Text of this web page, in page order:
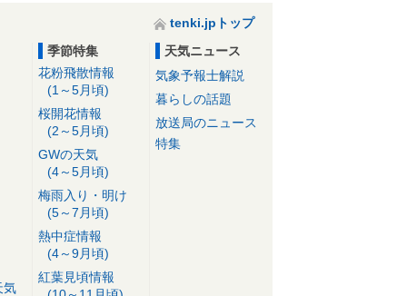
tenki.jpトップ
気
季節特集
花粉飛散情報
(1～5月頃)
桜開花情報
(2～5月頃)
GWの天気
(4～5月頃)
梅雨入り・明け
(5～7月頃)
熱中症情報
(4～9月頃)
紅葉見頃情報
天気ニュース
気象予報士解説
暮らしの話題
放送局のニュース
特集